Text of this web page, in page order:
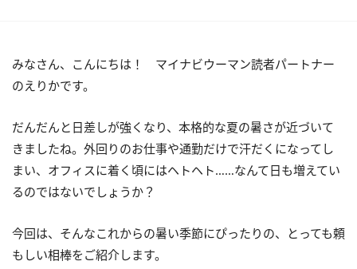
みなさん、こんにちは！ マイナビウーマン読者パートナー
のえりかです。
だんだんと日差しが強くなり、本格的な夏の暑さが近づいて
きましたね。外回りのお仕事や通勤だけで汗だくになってし
まい、オフィスに着く頃にはヘトヘト……なんて日も増えてい
るのではないでしょうか？
今回は、そんなこれからの暑い季節にぴったりの、とっても頼
もしい相棒をご紹介します。